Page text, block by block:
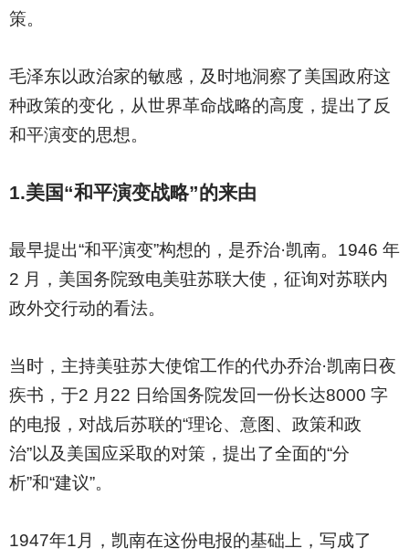
策。
毛泽东以政治家的敏感，及时地洞察了美国政府这
种政策的变化，从世界革命战略的高度，提出了反
和平演变的思想。
1.美国“和平演变战略”的来由
最早提出“和平演变”构想的，是乔治·凯南。1946 年
2 月，美国务院致电美驻苏联大使，征询对苏联内
政外交行动的看法。
当时，主持美驻苏大使馆工作的代办乔治·凯南日夜
疾书，于2 月22 日给国务院发回一份长达8000 字
的电报，对战后苏联的“理论、意图、政策和政
治”以及美国应采取的对策，提出了全面的“分
析”和“建议”。
1947年1月，凯南在这份电报的基础上，写成了